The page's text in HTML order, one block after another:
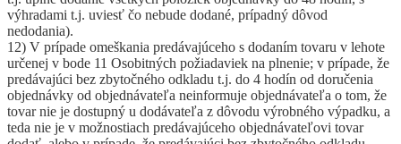
výhradami t.j. uviesť čo nebude dodané, prípadný dôvod
nedodania).
12) V prípade omeškania predávajúceho s dodaním tovaru v lehote
určenej v bode 11 Osobitných požiadaviek na plnenie; v prípade, že
predávajúci bez zbytočného odkladu t.j. do 4 hodín od doručenia
objednávky od objednávateľa neinformuje objednávateľa o tom, že
tovar nie je dostupný u dodávateľa z dôvodu výrobného výpadku, a
teda nie je v možnostiach predávajúceho objednávateľovi tovar